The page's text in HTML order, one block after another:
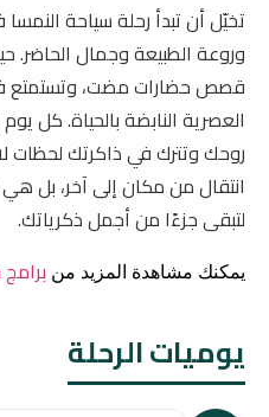
تخيّل أن تبدأ رحلة سياحة
وروعة الطبيعة وجمال الحاضر.
قصص حضارات مضت، وتستمتع
العصرية النابضة بالحياة. كل
روحك وتترك في ذاكرتك لحظات
انتقال من مكان إلى آخر، بل
لتبقى جزءًا من أجمل ذكرياتك.
يمكنك مشاهدة المزيد من
يوميات الرحلة